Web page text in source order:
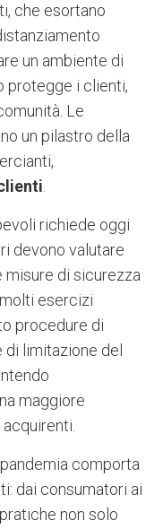
che esortano
un ambiente di
protegge i clienti,
Le
un pilastro della
richiede oggi
devono valutare
misure di sicurezza
esercizi
procedure di
limitazione del
maggiore
comporta
dai consumatori ai
non solo